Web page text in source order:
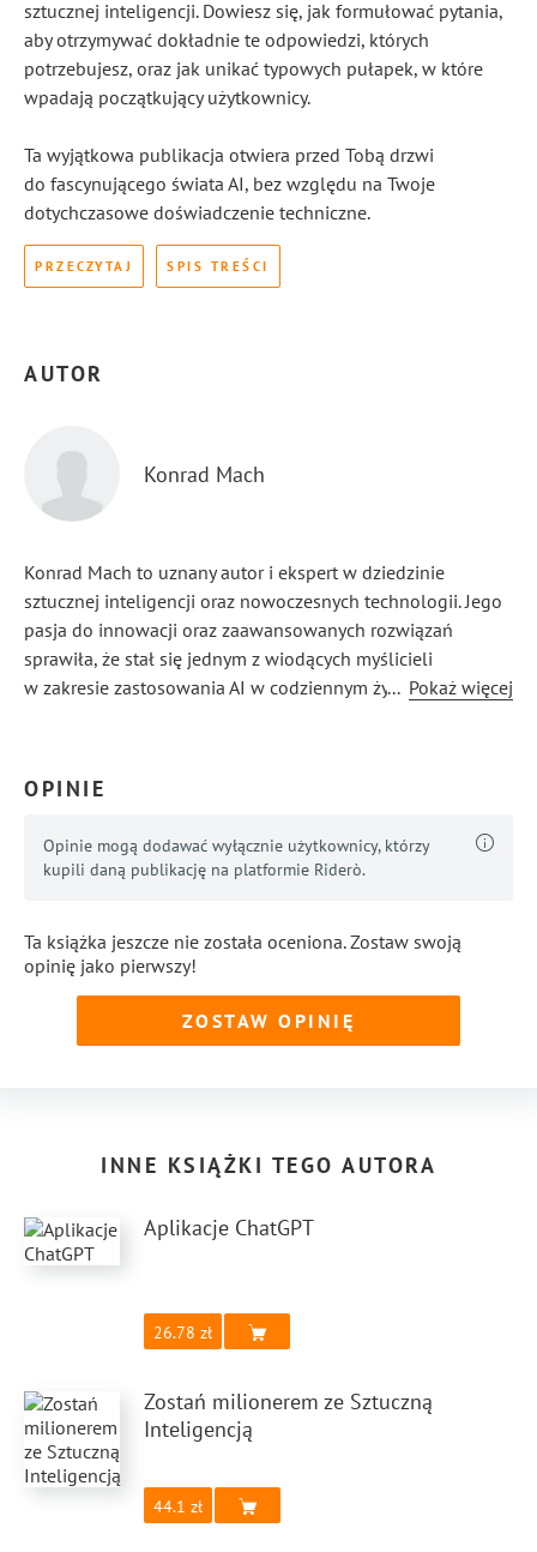
sztucznej inteligencji. Dowiesz się, jak formułować pytania,
aby otrzymywać dokładnie te odpowiedzi, których
potrzebujesz, oraz jak unikać typowych pułapek, w które
wpadają początkujący użytkownicy.
Ta wyjątkowa publikacja otwiera przed Tobą drzwi
do fascynującego świata AI, bez względu na Twoje
dotychczasowe doświadczenie techniczne.
PRZECZYTAJ SPIS TREŚCI
AUTOR
Konrad Mach
Konrad Mach to uznany autor i ekspert w dziedzinie
sztucznej inteligencji oraz nowoczesnych technologii. Jego
pasja do innowacji oraz zaawansowanych rozwiązań
sprawiła, że stał się jednym z wiodących myślicieli
w zakresie zastosowania AI w codziennym życiu. Mach
... Pokaż więcej
OPINIE
Opinie mogą dodawać wyłącznie użytkownicy, którzy
kupili daną publikację na platformie Riderò.
Ta książka jeszcze nie została oceniona. Zostaw swoją
opinię jako pierwszy!
ZOSTAW OPINIĘ
INNE KSIĄŻKI TEGO AUTORA
Aplikacje ChatGPT
26.78
Zostań milionerem ze Sztuczną
Inteligencją
44.1